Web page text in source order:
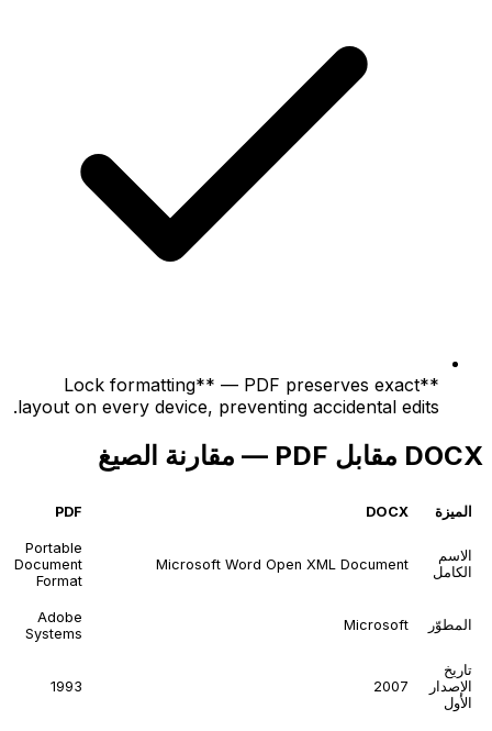
**Lock formatting** — PDF preserves exact
layout on every device, preventing accidental edits.
DOCX مقابل PDF — مقارنة الصيغ
الميزة DOCX
PDF
الاسم
الكامل
Microsoft Word Open XML Document
Portable
Document
Format
المطوّر Microsoft
Adobe
Systems
تاريخ
الإصدار
الأول
2007
1993